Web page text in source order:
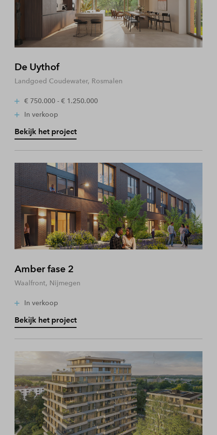
De Uythof
Landgoed Coudewater, Rosmalen
€ 750.000 - € 1.250.000
In verkoop
Bekijk het project
Amber fase 2
Waalfront, Nijmegen
In verkoop
Bekijk het project